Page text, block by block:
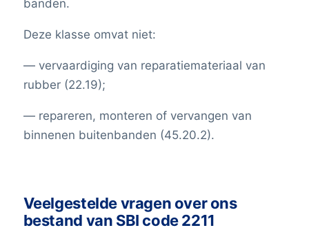
banden.
Deze klasse omvat niet:
— vervaardiging van reparatiemateriaal van
rubber (22.19);
— repareren, monteren of vervangen van
binnenen buitenbanden (45.20.2).
Veelgestelde vragen over ons
bestand van SBI code 2211